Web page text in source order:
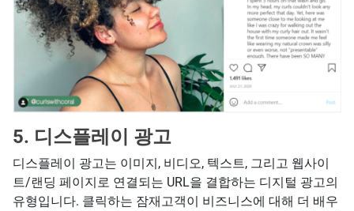
5. 디스플레이 광고
디스플레이 광고는 이미지, 비디오, 텍스트, 그리고 웹사이
트/랜딩 페이지로 연결되는 URL을 결합하는 디지털 광고의
유형입니다. 클릭하는 잠재고객이 비즈니스에 대해 더 배우